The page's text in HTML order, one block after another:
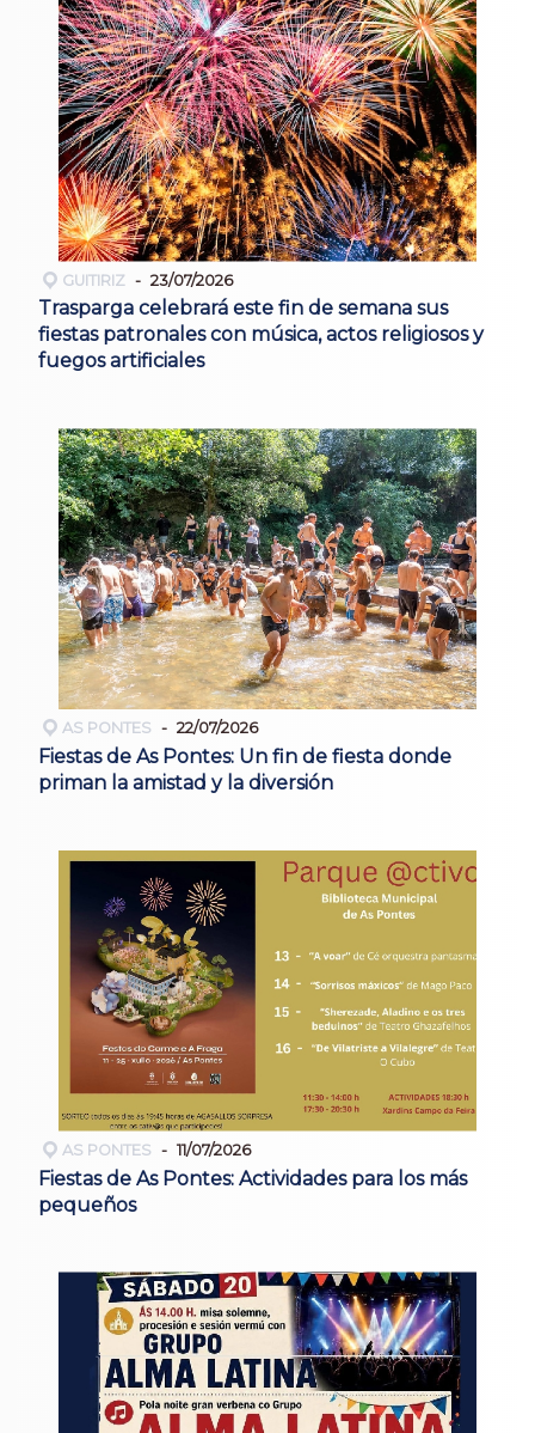
GUITIRIZ 23/07/2026
Trasparga celebrará este fin de semana sus
fiestas patronales con música, actos religiosos y
fuegos artificiales
AS PONTES 22/07/2026
Fiestas de As Pontes: Un fin de fiesta donde
priman la amistad y la diversión
AS PONTES 11/07/2026
Fiestas de As Pontes: Actividades para los más
pequeños